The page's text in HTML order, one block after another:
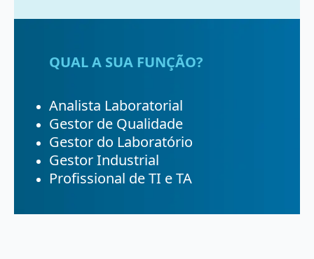
QUAL A SUA FUNÇÃO?
Analista Laboratorial
Gestor de Qualidade
Gestor do Laboratório
Gestor Industrial
Profissional de TI e TA